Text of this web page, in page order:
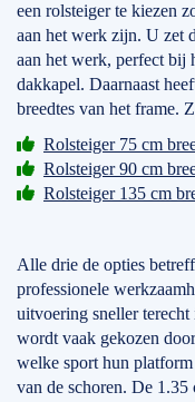
een rolsteiger te kiezen
aan het werk zijn. U zet
aan het werk, perfect bij
dakkapel. Daarnaast
breedtes van het frame.
Rolsteiger 75 cm
Rolsteiger 90 cm
Rolsteiger 135 cm
Alle drie de opties
professionele
uitvoering sneller
wordt vaak gekozen
welke sport hun
van de schoren. De 1.35